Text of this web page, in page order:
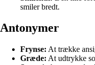
smiler bredt.
Antonymer
Frynse: At trække
Græde: At udtrykke